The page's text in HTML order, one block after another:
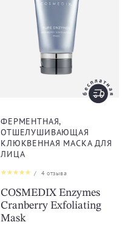
ФЕРМЕНТНАЯ,
ОТШЕЛУШИВАЮЩАЯ
КЛЮКВЕННАЯ МАСКА ДЛЯ
ЛИЦА
/ 4отзыва
COSMEDIX Enzymes
Cranberry Exfoliating
Mask